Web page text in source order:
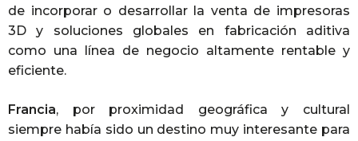
de incorporar o desarrollar la venta de impresoras
3D y soluciones globales en fabricación aditiva
como una línea de negocio altamente rentable y
eficiente.
Francia, por proximidad geográfica y cultural
siempre había sido un destino muy interesante para